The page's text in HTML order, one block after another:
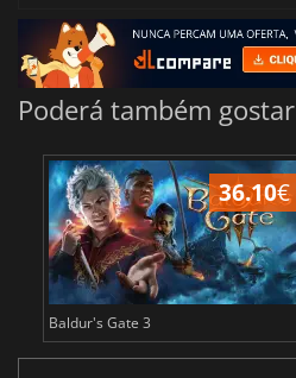
Poderá também gostar
36.10€
Baldur's Gate 3